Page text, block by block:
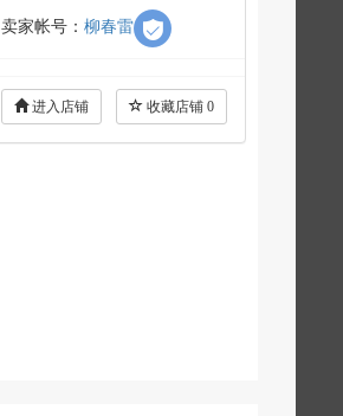
卖家帐号： 柳春雷
进入店铺 收藏店铺 0